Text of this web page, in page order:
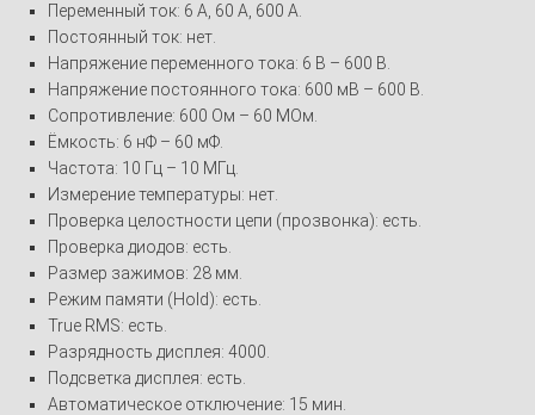
Переменный ток: 6 А, 60 А, 600 А.
Постоянный ток: нет.
Напряжение переменного тока: 6 В – 600 В.
Напряжение постоянного тока: 600 мВ – 600 В.
Сопротивление: 600 Ом – 60 МОм.
Ёмкость: 6 нФ – 60 мФ.
Частота: 10 Гц – 10 МГц.
Измерение температуры: нет.
Проверка целостности цепи (прозвонка): есть.
Проверка диодов: есть.
Размер зажимов: 28 мм.
Режим памяти (Hold): есть.
True RMS: есть.
Разрядность дисплея: 4000.
Подсветка дисплея: есть.
Автоматическое отключение: 15 мин.